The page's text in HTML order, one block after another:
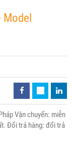
Vận chuyển: miễn
Đổi trả hàng: đổi trả